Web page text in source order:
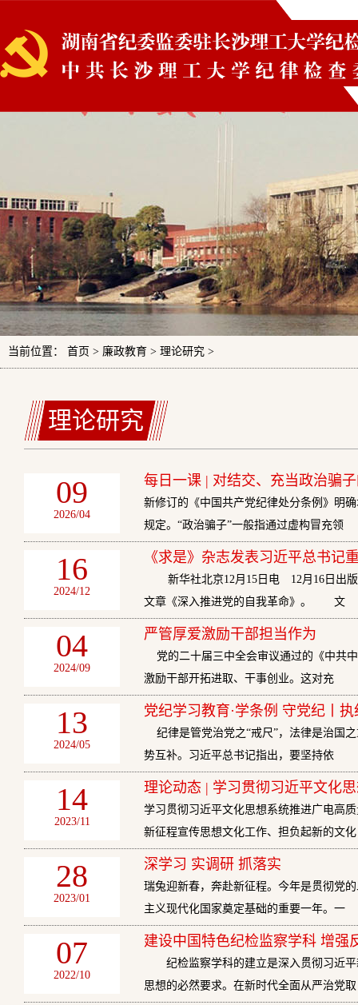
当前位置： 首页 > 廉政教育 > 理论研究 >
理论研究
09
2026/04
每日一课 | 对结交、充当政治骗
新修订的《中国共产党纪律处分条例》明
规定。“政治骗子”一般指通过虚构冒充领
16
2024/12
《求是》杂志发表习近平总书记
新华社北京12月15日电 12月16日出版
文章《深入推进党的自我革命》。 文
04
2024/09
严管厚爱激励干部担当作为
党的二十届三中全会审议通过的《中共
激励干部开拓进取、干事创业。这对充
13
2024/05
党纪学习教育·学条例 守党纪丨
纪律是管党治党之“戒尺”，法律是治国
势互补。习近平总书记指出，要坚持依
14
2023/11
理论动态 | 学习贯彻习近平文化
学习贯彻习近平文化思想系统推进广电高
新征程宣传思想文化工作、担负起新的文化
28
2023/01
深学习 实调研 抓落实
瑞兔迎新春，奔赴新征程。今年是贯彻党
主义现代化国家奠定基础的重要一年。一
07
2022/10
建设中国特色纪检监察学科 增强
纪检监察学科的建立是深入贯彻习近平
思想的必然要求。在新时代全面从严治党取